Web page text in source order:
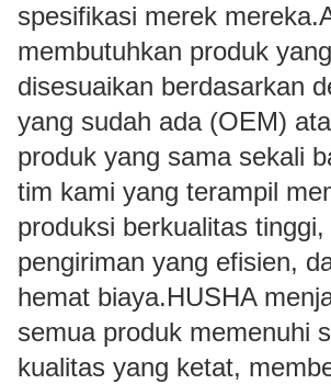
spesifikasi merek
membutuhkan produk yang
disesuaikan berdasarkan
yang sudah ada (OEM)
produk yang sama sekali
tim kami yang terampil
produksi berkualitas
pengiriman yang efisien,
hemat biaya.HUSHA
semua produk memenuhi
kualitas yang ketat,